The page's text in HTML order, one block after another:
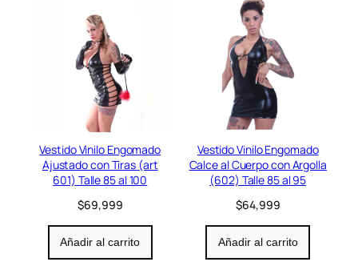
Vestido Vinilo Engomado
Ajustado con Tiras (art
601) Talle 85 al 100
$69,999
Añadir al carrito
Vestido Vinilo Engomado
Calce al Cuerpo con Argolla
(602) Talle 85 al 95
$64,999
Añadir al carrito